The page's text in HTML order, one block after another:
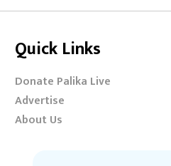
Quick Links
Donate Palika Live
Advertise
About Us